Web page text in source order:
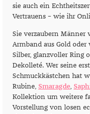
sie auch ein
Vertrauens – wie ihr
Sie verzaubern Männer
Armband aus Gold oder
Silber, glanzvoller Ring
Dekolleté. Wer seine
Schmuckkästchen hat
Rubine, Smaragde,
Kollektion um weitere
Vorstellung von losen